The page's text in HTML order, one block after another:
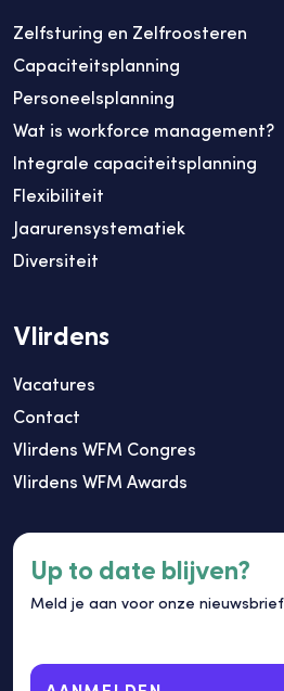
Zelfsturing en Zelfroosteren
Capaciteitsplanning
Personeelsplanning
Wat is workforce management?
Integrale capaciteitsplanning
Flexibiliteit
Jaarurensystematiek
Diversiteit
Vlirdens
Vacatures
Contact
Vlirdens WFM Congres
Vlirdens WFM Awards
Up to date blijven?
Meld je aan voor onze nieuwsbrief